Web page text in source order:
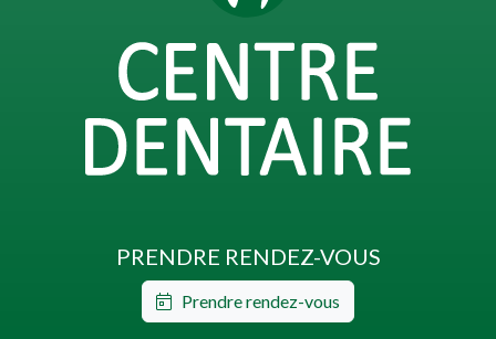
PRENDRE RENDEZ-VOUS
Prendre rendez-vous